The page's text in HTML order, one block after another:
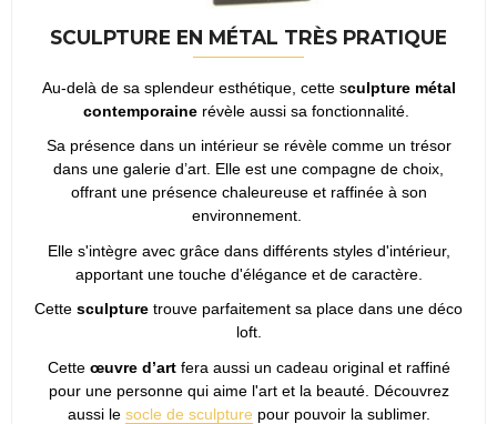
SCULPTURE EN MÉTAL TRÈS PRATIQUE
Au-delà de sa splendeur esthétique, cette sculpture métal
contemporaine révèle aussi sa fonctionnalité.
Sa présence dans un intérieur se révèle comme un trésor
dans une galerie d’art. Elle est une compagne de choix,
offrant une présence chaleureuse et raffinée à son
environnement.
Elle s'intègre avec grâce dans différents styles d'intérieur,
apportant une touche d'élégance et de caractère.
Cette sculpture trouve parfaitement sa place dans une déco
loft.
Cette œuvre d’artfera aussi un cadeau original et raffiné
pour une personne qui aime l'art et la beauté. Découvrez
aussi le socle de sculpture pour pouvoir la sublimer.